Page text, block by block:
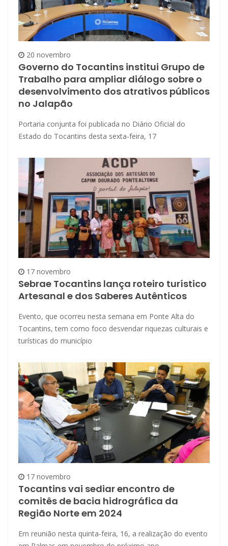
20 novembro
Governo do Tocantins institui Grupo de
Trabalho para ampliar diálogo sobre o
desenvolvimento dos atrativos públicos
no Jalapão
Portaria conjunta foi publicada no Diário Oficial do
Estado do Tocantins desta sexta-feira, 17
17 novembro
Sebrae Tocantins lança roteiro turístico
Artesanal e dos Saberes Autênticos
Evento, que ocorreu nesta semana em Ponte Alta do
Tocantins, tem como foco desvendar riquezas culturais e
turísticas do município
17 novembro
Tocantins vai sediar encontro de
comitês de bacia hidrográfica da
Região Norte em 2024
Em reunião nesta quinta-feira, 16, a realização do evento